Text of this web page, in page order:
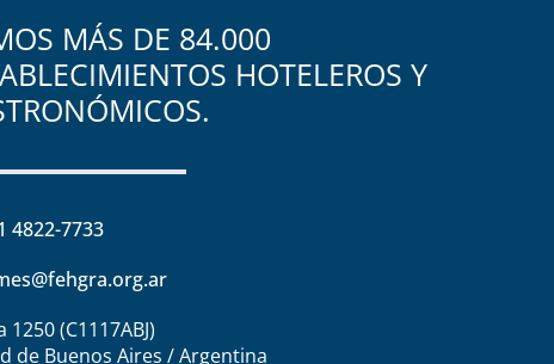
MÁS DE 84.000
HOTELEROS Y
4822-7733
1250 (C1117ABJ)
de Buenos Aires / Argentina